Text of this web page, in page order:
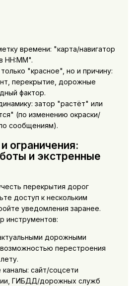
времени: "карта/навигатор
HH:MM".
"красное", но и причину:
перекрытие, дорожные
фактор.
затор "растёт" или
(по изменению окраски/
сообщениям).
ограничения:
и экстренные
перекрытия дорог
доступ к нескольким
уведомления заранее.
инструментов:
дорожными
перестроения
сайт/соцсети
ГИБДД/дорожных служб